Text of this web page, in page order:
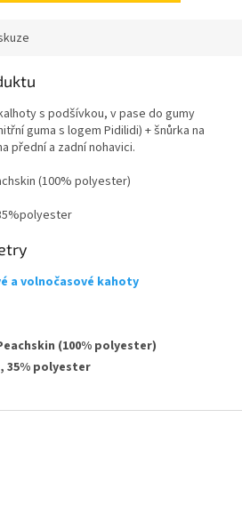
s podšívkou, v pase do gumy
guma s logem Pidilidi) + šnůrka na
přední a zadní nohavici.
(100% polyester)
a volnočasové kahoty
(100% polyester)
35% polyester